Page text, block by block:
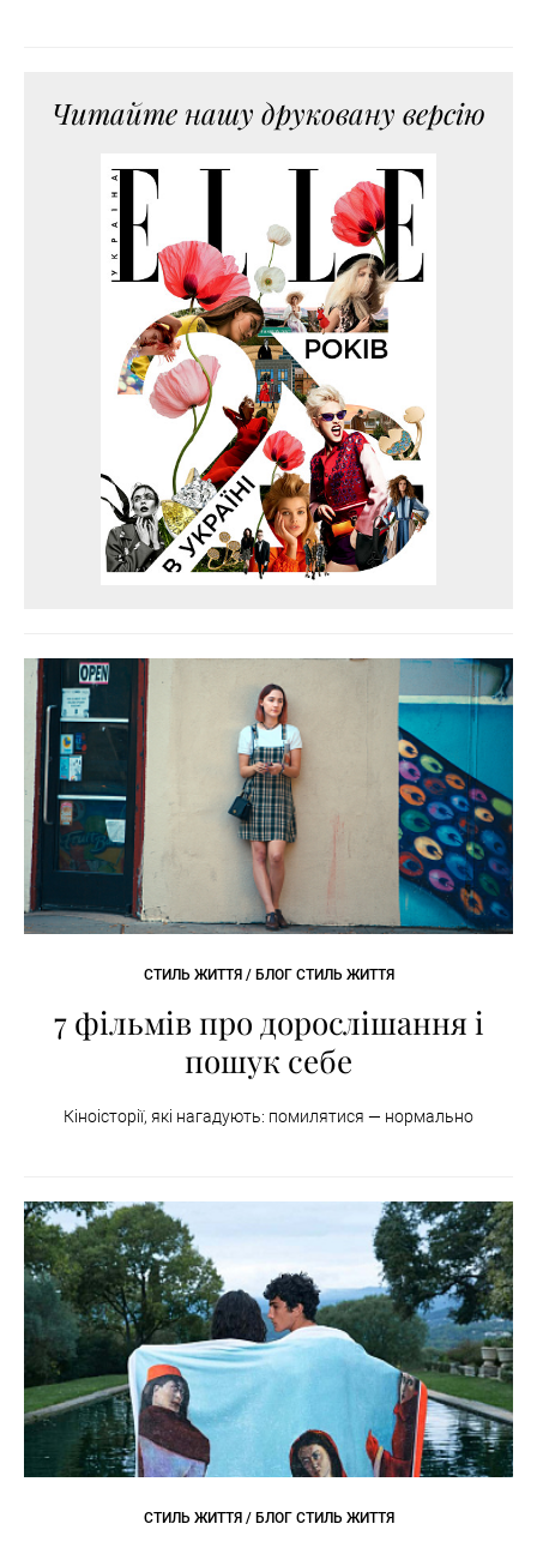
Читайте нашу друковану версію
СТИЛЬ ЖИТТЯ / БЛОГ СТИЛЬ ЖИТТЯ
7 фільмів про дорослішання і
пошук себе
Кіноісторії, які нагадують: помилятися — нормально
СТИЛЬ ЖИТТЯ / БЛОГ СТИЛЬ ЖИТТЯ